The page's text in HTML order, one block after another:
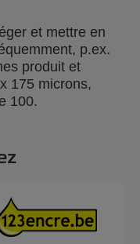
et mettre en
p.ex.
produit et
175 microns,
100.